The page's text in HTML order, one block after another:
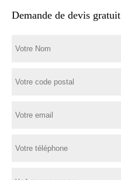
Demande de devis gratuit